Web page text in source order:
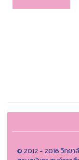
© 2012 - 2016 วิทย